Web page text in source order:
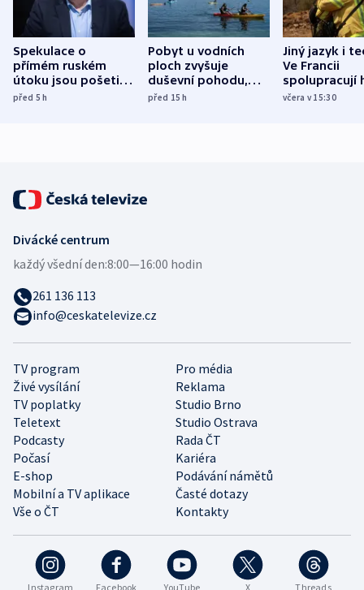
Spekulace o
přímém ruském
útoku jsou pošetilé,
míní estonský
před 5h
Pobyt u vodních
ploch zvyšuje
duševní pohodu,
ukázala
před 15h
Jiný jazyk i
Ve Francii
spolupracují
různých zemí
včera v 15:30
Instagram Facebook YouTube X Threads
TV program
Pro média
Živé vysílání
Reklama
TV poplatky
Studio Brno
Teletext
Studio Ostrava
Podcasty
Rada ČT
Počasí
Kariéra
E-shop
Podávání námětů
Mobilní a TV aplikace
Časté dotazy
Vše o ČT
Kontakty
Divácké centrum
každý všední den:8:00—16:00 hodin
261 136 113
info@ceskatelevize.cz